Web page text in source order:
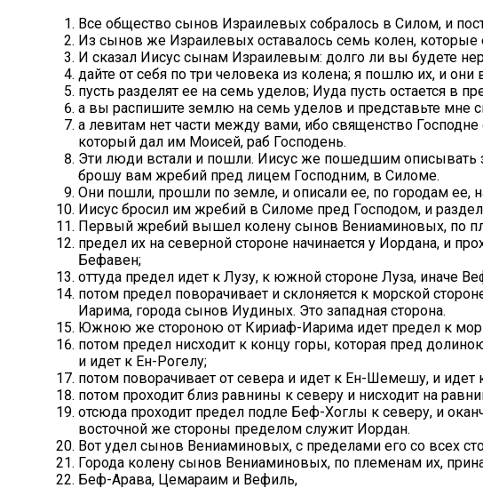
Все общество сынов Израилевых собралось в Силом, и
Из сынов же Израилевых оставалось семь колен, которые
И сказал Иисус сынам Израилевым: долго ли вы будете
дайте от себя по три человека из колена; я пошлю их, и
пусть разделят ее на семь уделов; Иуда пусть остается в
а вы распишите землю на семь уделов и представьте
а левитам нет части между вами, ибо священство
который дал им Моисей, раб Господень.
Эти люди встали и пошли. Иисус же пошедшим описывать
брошу вам жребий пред лицем Господним, в Силоме.
Они пошли, прошли по земле, и описали ее, по городам ее,
Иисус бросил им жребий в Силоме пред Господом, и
Первый жребий вышел колену сынов Вениаминовых, по
предел их на северной стороне начинается у Иордана, и
Бефавен;
оттуда предел идет к Лузу, к южной стороне Луза, иначе
потом предел поворачивает и склоняется к морской
Иарима, города сынов Иудиных. Это западная сторона.
Южною же стороною от Кириаф-Иарима идет предел к
потом предел нисходит к концу горы, которая пред
и идет к Ен-Рогелу;
потом поворачивает от севера и идет к Ен-Шемешу, и
потом проходит близ равнины к северу и нисходит на
отсюда проходит предел подле Беф-Хоглы к северу, и
восточной же стороны пределом служит Иордан.
Вот удел сынов Вениаминовых, с пределами его со всех
Города колену сынов Вениаминовых, по племенам их,
Беф-Арава, Цемараим и Вефиль,